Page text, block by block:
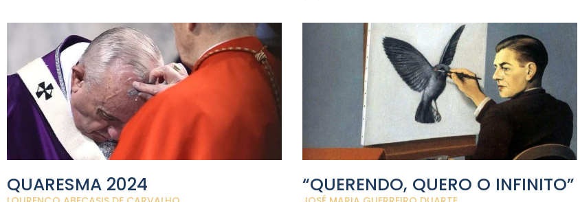
QUARESMA 2024 “QUERENDO, QUERO O INFINITO”